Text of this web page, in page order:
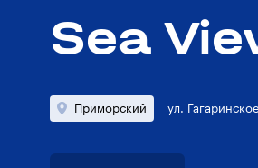
Sea
Приморский ул.